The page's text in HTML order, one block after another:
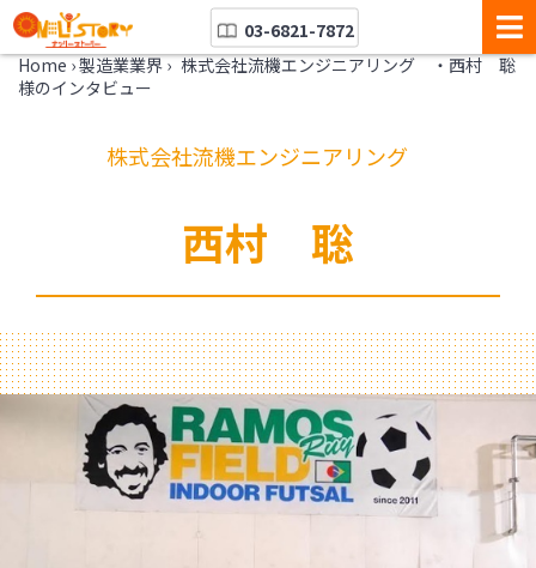
03-6821-7872
Home ›製造業業界 › 株式会社流機エンジニアリング ・西村 聡
様のインタビュー
株式会社流機エンジニアリング
西村 聡